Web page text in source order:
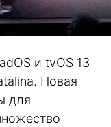
и tvOS 13
Новая
для